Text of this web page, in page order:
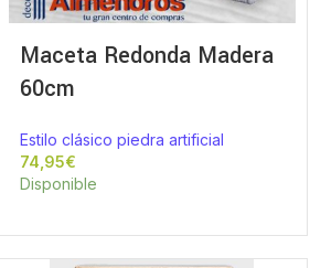
Maceta Redonda Madera
60cm
Estilo clásico piedra artificial
€
Disponible